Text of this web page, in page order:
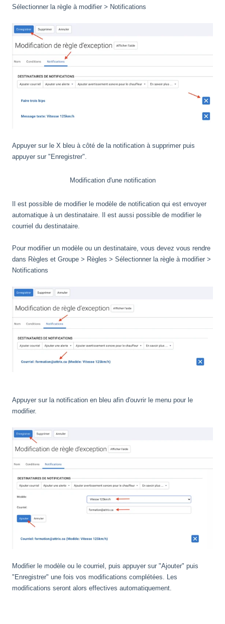
Sélectionner la règle à modifier > Notifications
Appuyer sur le X bleu à côté de la notification à supprimer puis
appuyer sur "Enregistrer".
Modification d'une notification
Il est possible de modifier le modèle de notification qui est envoyer
automatique à un destinataire. Il est aussi possible de modifier le
courriel du destinataire.
Pour modifier un modèle ou un destinataire, vous devez vous rendre
dans Règles et Groupe > Règles > Sélectionner la règle à modifier >
Notifications
Appuyer sur la notification en bleu afin d'ouvrir le menu pour le
modifier.
Modifier le modèle ou le courriel, puis appuyer sur "Ajouter" puis
"Enregistrer" une fois vos modifications complétées. Les
modifications seront alors effectives automatiquement.